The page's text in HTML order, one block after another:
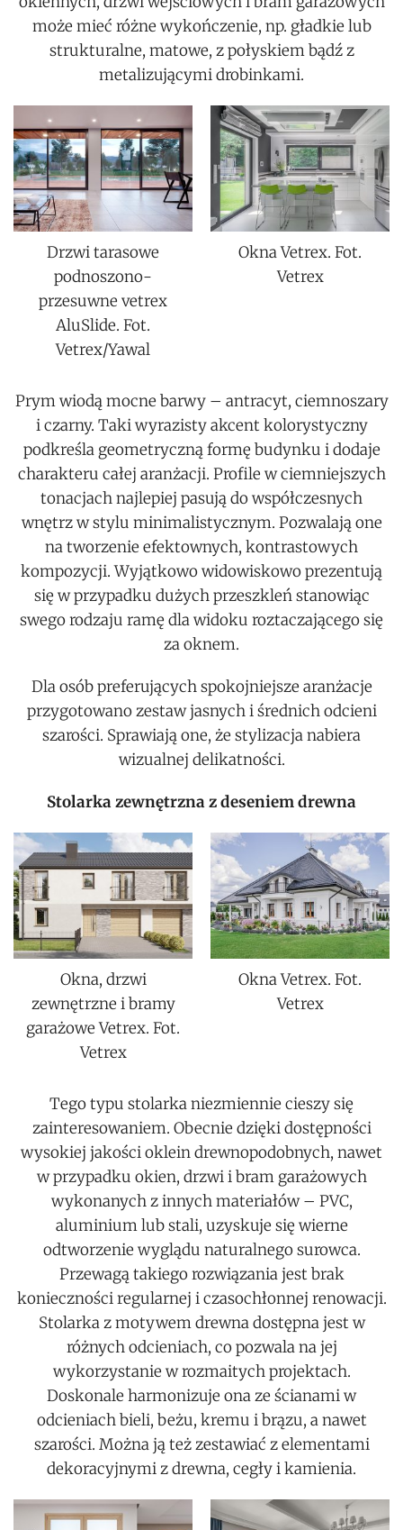
może mieć różne wykończenie, np. gładkie lub
strukturalne, matowe, z połyskiem bądź z
metalizującymi drobinkami.
Drzwi tarasowe
podnoszono-
przesuwne vetrex
AluSlide. Fot.
Vetrex/Yawal
Okna Vetrex. Fot.
Vetrex
Prym wiodą mocne barwy – antracyt, ciemnoszary
i czarny. Taki wyrazisty akcent kolorystyczny
podkreśla geometryczną formę budynku i dodaje
charakteru całej aranżacji. Profile w ciemniejszych
tonacjach najlepiej pasują do współczesnych
wnętrz w stylu minimalistycznym. Pozwalają one
na tworzenie efektownych, kontrastowych
kompozycji. Wyjątkowo widowiskowo prezentują
się w przypadku dużych przeszkleń stanowiąc
swego rodzaju ramę dla widoku roztaczającego się
za oknem.
Dla osób preferujących spokojniejsze aranżacje
przygotowano zestaw jasnych i średnich odcieni
szarości. Sprawiają one, że stylizacja nabiera
wizualnej delikatności.
Stolarka zewnętrzna z deseniem drewna
Okna, drzwi
zewnętrzne i bramy
garażowe Vetrex. Fot.
Vetrex
Okna Vetrex. Fot.
Vetrex
Tego typu stolarka niezmiennie cieszy się
zainteresowaniem. Obecnie dzięki dostępności
wysokiej jakości oklein drewnopodobnych, nawet
w przypadku okien, drzwi i bram garażowych
wykonanych z innych materiałów – PVC,
aluminium lub stali, uzyskuje się wierne
odtworzenie wyglądu naturalnego surowca.
Przewagą takiego rozwiązania jest brak
konieczności regularnej i czasochłonnej renowacji.
Stolarka z motywem drewna dostępna jest w
różnych odcieniach, co pozwala na jej
wykorzystanie w rozmaitych projektach.
Doskonale harmonizuje ona ze ścianami w
odcieniach bieli, beżu, kremu i brązu, a nawet
szarości. Można ją też zestawiać z elementami
dekoracyjnymi z drewna, cegły i kamienia.